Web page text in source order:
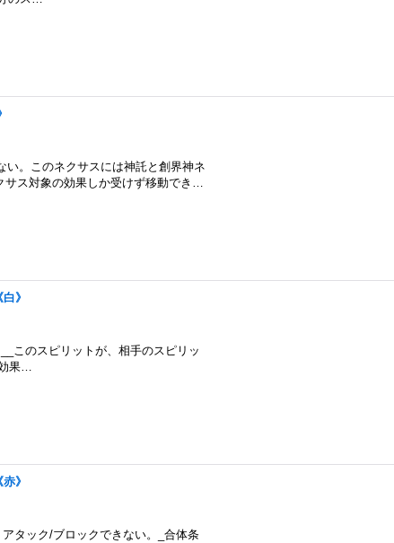
い。このネクサスには神託と創界神ネ
サス対象の効果しか受けず移動でき…
》
このスピリットが、相手のスピリッ
果…
》
タック/ブロックできない。_合体条